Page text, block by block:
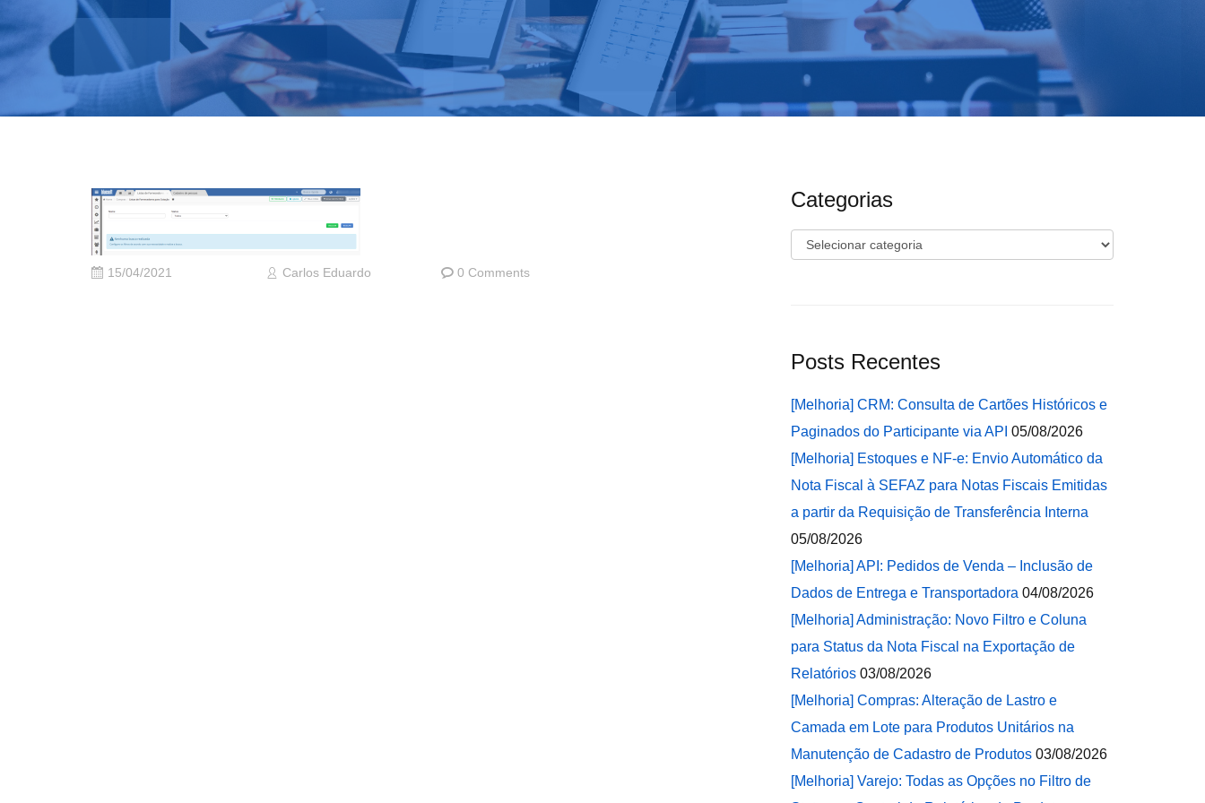
15/04/2021 Carlos Eduardo 0 Comments
Categorias
Categorias
Posts Recentes
[Melhoria] CRM: Consulta de Cartões Históricos e
Paginados do Participante via API 05/08/2026
[Melhoria] Estoques e NF-e: Envio Automático da
Nota Fiscal à SEFAZ para Notas Fiscais Emitidas
a partir da Requisição de Transferência Interna
05/08/2026
[Melhoria] API: Pedidos de Venda – Inclusão de
Dados de Entrega e Transportadora 04/08/2026
[Melhoria] Administração: Novo Filtro e Coluna
para Status da Nota Fiscal na Exportação de
Relatórios 03/08/2026
[Melhoria] Compras: Alteração de Lastro e
Camada em Lote para Produtos Unitários na
Manutenção de Cadastro de Produtos 03/08/2026
[Melhoria] Varejo: Todas as Opções no Filtro de